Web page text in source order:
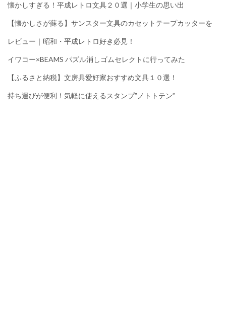
懐かしすぎる！平成レトロ文具２０選｜小学生の思い出
【懐かしさが蘇る】サンスター文具のカセットテープカッターを
レビュー｜昭和・平成レトロ好き必見！
イワコー×BEAMS パズル消しゴムセレクトに行ってみた
【ふるさと納税】文房具愛好家おすすめ文具１０選！
持ち運びが便利！気軽に使えるスタンプ”ノトトテン”